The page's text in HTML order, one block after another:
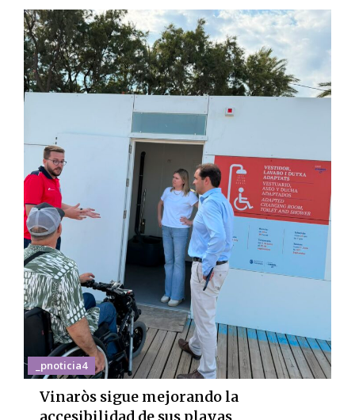
_pnoticia4
Vinaròs sigue mejorando la
accesibilidad de sus playas